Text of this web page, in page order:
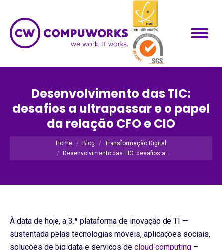
Desenvolvimento das TIC:
desafios a ultrapassar e o papel
da relação CFO e CIO
Você está aqui:
Home Blog
Transformação Digital
Desenvolvimento das TIC: desafios a…
À data de hoje, a 3.ª plataforma de inovação de TI —
sustentada pelas tecnologias móveis, aplicações sociais,
soluções de big data e serviços de cloud computing –